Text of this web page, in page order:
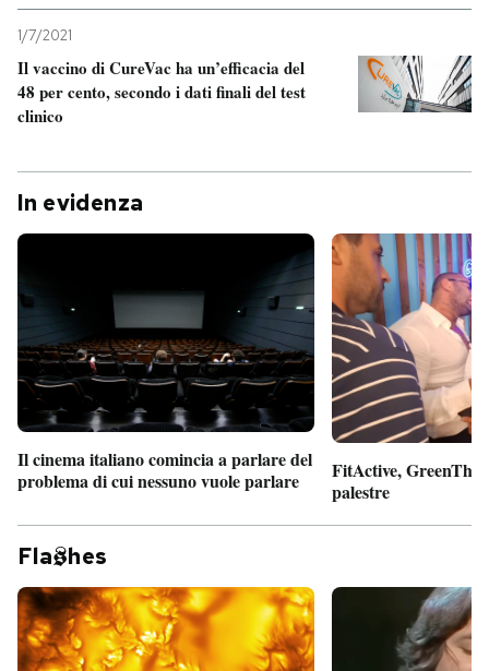
1/7/2021
Il vaccino di CureVac ha un’efficacia del
48 per cento, secondo i dati finali del test
clinico
In evidenza
Il cinema italiano comincia a parlare del
problema di cui nessuno vuole parlare
FitActive,
palestre
Fla hes